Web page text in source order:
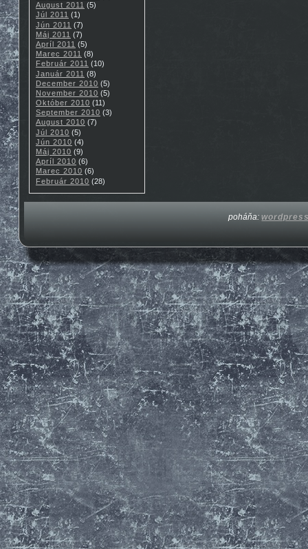
August 2011 (5)
Júl 2011 (1)
Jún 2011 (7)
Máj 2011 (7)
Apríl 2011 (5)
Marec 2011 (8)
Február 2011 (10)
Január 2011 (8)
December 2010 (5)
November 2010 (5)
Október 2010 (11)
September 2010 (3)
August 2010 (7)
Júl 2010 (5)
Jún 2010 (4)
Máj 2010 (9)
Apríl 2010 (6)
Marec 2010 (6)
Február 2010 (28)
poháňa: